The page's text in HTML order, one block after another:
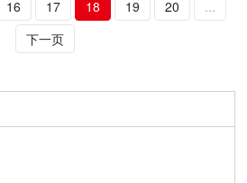
16 17 18 19 20
...
下一页